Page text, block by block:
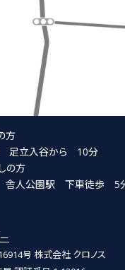
方
足立入谷から 10分
の方
舎人公園駅 下車徒歩 5
号 株式会社 クロノス